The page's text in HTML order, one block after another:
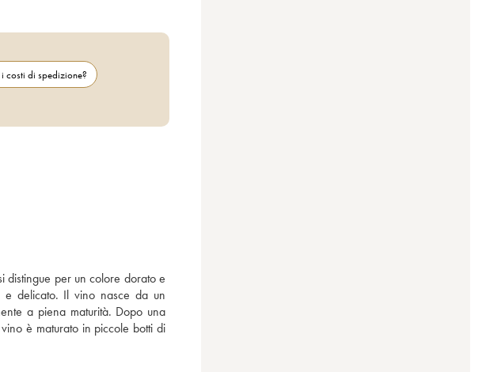
costi di spedizione?
distingue per un colore dorato e
e delicato. Il vino nasce da un
a piena maturità. Dopo una
è maturato in piccole botti di